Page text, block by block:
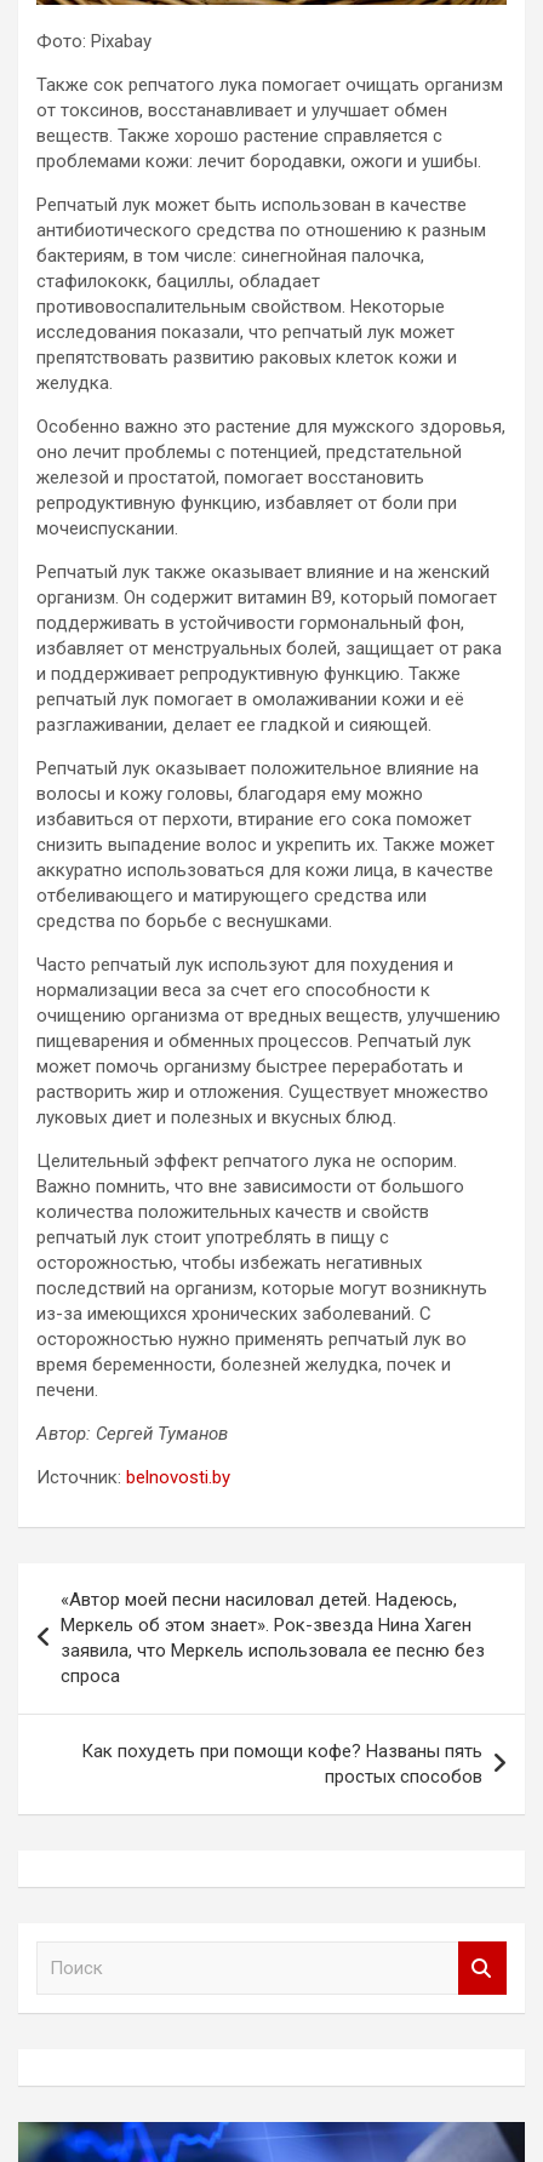
Фото: Pixabay
Также сок репчатого лука помогает очищать организм
от токсинов, восстанавливает и улучшает обмен
веществ. Также хорошо растение справляется с
проблемами кожи: лечит бородавки, ожоги и ушибы.
Репчатый лук может быть использован в качестве
антибиотического средства по отношению к разным
бактериям, в том числе: синегнойная палочка,
стафилококк, бациллы, обладает
противовоспалительным свойством. Некоторые
исследования показали, что репчатый лук может
препятствовать развитию раковых клеток кожи и
желудка.
Особенно важно это растение для мужского здоровья,
оно лечит проблемы с потенцией, предстательной
железой и простатой, помогает восстановить
репродуктивную функцию, избавляет от боли при
мочеиспускании.
Репчатый лук также оказывает влияние и на женский
организм. Он содержит витамин В9, который помогает
поддерживать в устойчивости гормональный фон,
избавляет от менструальных болей, защищает от рака
и поддерживает репродуктивную функцию. Также
репчатый лук помогает в омолаживании кожи и её
разглаживании, делает ее гладкой и сияющей.
Репчатый лук оказывает положительное влияние на
волосы и кожу головы, благодаря ему можно
избавиться от перхоти, втирание его сока поможет
снизить выпадение волос и укрепить их. Также может
аккуратно использоваться для кожи лица, в качестве
отбеливающего и матирующего средства или
средства по борьбе с веснушками.
Часто репчатый лук используют для похудения и
нормализации веса за счет его способности к
очищению организма от вредных веществ, улучшению
пищеварения и обменных процессов. Репчатый лук
может помочь организму быстрее переработать и
растворить жир и отложения. Существует множество
луковых диет и полезных и вкусных блюд.
Целительный эффект репчатого лука не оспорим.
Важно помнить, что вне зависимости от большого
количества положительных качеств и свойств
репчатый лук стоит употреблять в пищу с
осторожностью, чтобы избежать негативных
последствий на организм, которые могут возникнуть
из-за имеющихся хронических заболеваний. С
осторожностью нужно применять репчатый лук во
время беременности, болезней желудка, почек и
печени.
Автор: Сергей Туманов
Источник: belnovosti.by
по
записям
«Автор моей песни насиловал детей. Надеюсь,
Меркель об этом знает». Рок-звезда Нина Хаген
заявила, что Меркель использовала ее песню без
спроса
Как похудеть при помощи кофе? Названы пять
простых способов